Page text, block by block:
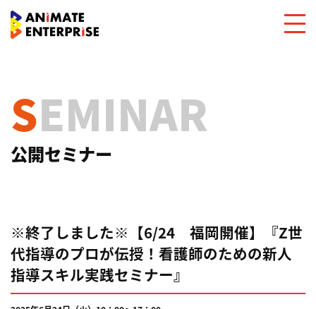
SEMINAR
公開セミナー
※終了しました※【6/24 福岡開催】『Z世
代指導のプロが伝授！看護師のための新人
指導スキル実践セミナー』